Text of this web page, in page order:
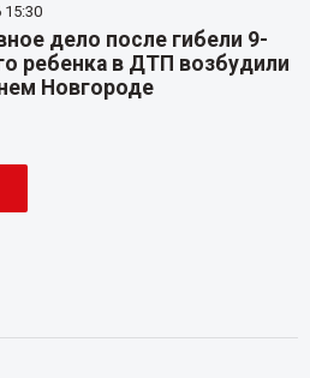
15:30
дело после гибели 9-
ребенка в ДТП возбудили
Новгороде